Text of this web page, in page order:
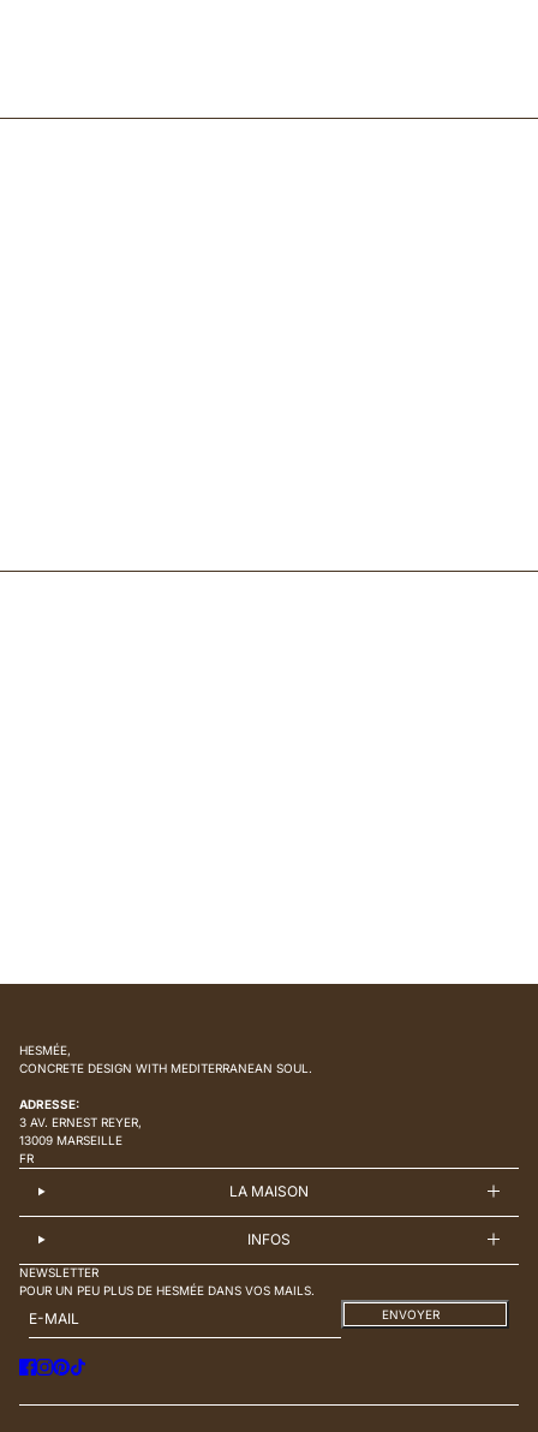
HESMÉE,
CONCRETE DESIGN WITH MEDITERRANEAN SOUL.
ADRESSE:
3 AV. ERNEST REYER,
13009 MARSEILLE
FR
LA MAISON
INFOS
NEWSLETTER
POUR UN PEU PLUS DE HESMÉE DANS VOS MAILS.
ENVOYER
POLITIQUE DE CONFIDENTIALITÉ
ET LES
CONDITIONS DE SERVICE
DE HCAPTCHA S’APPLIQUENT.